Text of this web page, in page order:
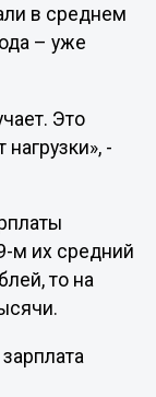
в среднем
– уже
Это
-
м их средний
то на